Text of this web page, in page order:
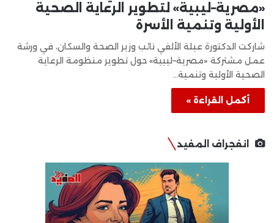
«مصرية–ليبية» لتطوير الرعاية الصحية
الأولية وتنمية الأسرة
شاركت الدكتورة عبلة الألفي نائب وزير الصحة والسكان، في ورشة
عمل مشتركة «مصرية–ليبية» حول تطوير منظومة الرعاية
الصحية الأولية وتنمية…
أكمل القراءة »
انفجراف المفيد